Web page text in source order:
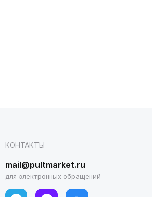
КОНТАКТЫ
mail@pultmarket.ru
для электронных обращений